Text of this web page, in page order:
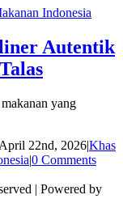
Indonesia
Autentik
yang
April 22nd, 2026|Khas
|0 Comments
| Powered by